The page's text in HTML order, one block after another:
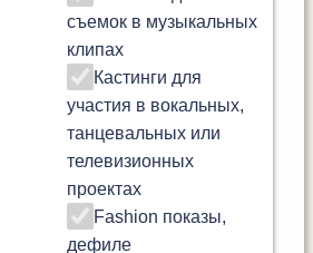
съемок в музыкальных
клипах
Кастинги для
участия в вокальных,
танцевальных или
телевизионных
проектах
Fashion показы,
дефиле